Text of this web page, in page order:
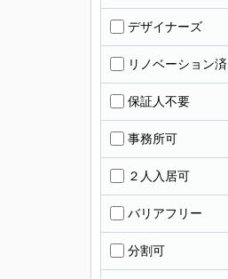
デザイナーズ
リノベーション済
保証人不要
事務所可
２人入居可
バリアフリー
分割可